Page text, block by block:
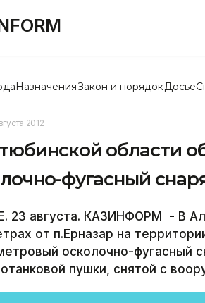
НазначенияЗакон и порядок Досье
2012
области
фугасный
23 августа. КАЗИНФОРМ - В
от п.Ерназар на
осколочно-фугасный
пушки, снятой с